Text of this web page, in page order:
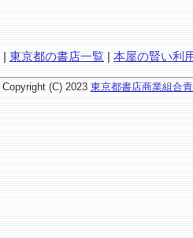
| 東京都の書店一覧 | 本屋の賢い利
Copyright (C) 2023 東京都書店商業組合